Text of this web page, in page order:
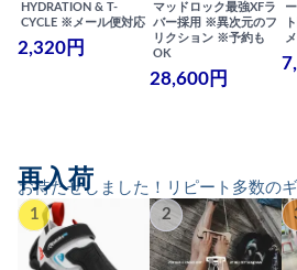
HYDRATION & T-
CYCLE ※メール便対応
2,320円
マッドロック最強XFラ
バー採用 ※異次元のフ
リクション ※予約も
OK
28,600円
お待たせしました！リピート多数の
再入荷
1 2